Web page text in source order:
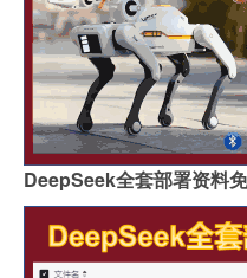
DeepSeek全套部署资料